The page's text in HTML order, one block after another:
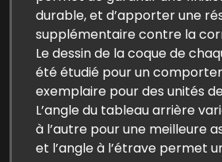
durable, et d’apporter une
supplémentaire contre la
Le dessin de la coque de
été étudié pour un
exemplaire pour des unités
L’angle du tableau arrière
à l’autre pour une meilleure
et l’angle à l’étrave permet